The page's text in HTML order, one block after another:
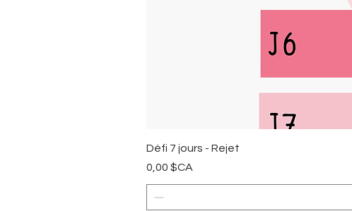
Défi 7 jours - Rejet
Prix
0,00 $CA